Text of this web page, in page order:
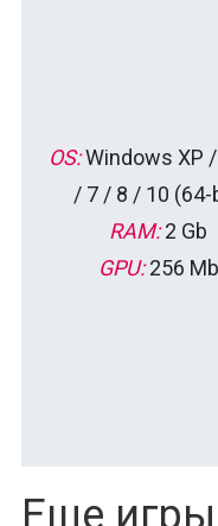
OS:Windows XP
/ 7 / 8 / 10 (64-
RAM:2 Gb
GPU:256 Mb
Еще